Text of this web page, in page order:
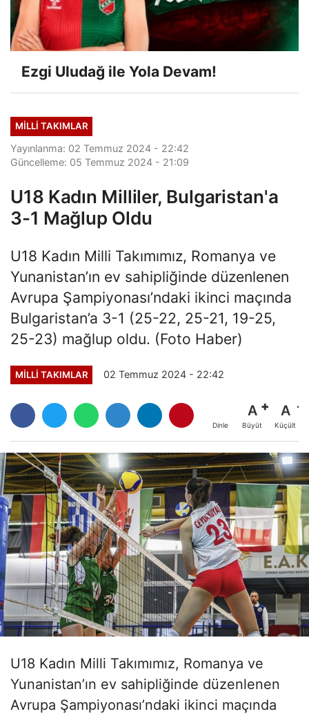
Ezgi Uludağ ile Yola Devam!
MILLI TAKIMLAR
Yayınlanma: 02 Temmuz 2024 - 22:42
Güncelleme: 05 Temmuz 2024 - 21:09
U18 Kadın Milliler, Bulgaristan'a
3-1 Mağlup Oldu
U18 Kadın Milli Takımımız, Romanya ve
Yunanistan’ın ev sahipliğinde düzenlenen
Avrupa Şampiyonası’ndaki ikinci maçında
Bulgaristan’a 3-1 (25-22, 25-21, 19-25,
25-23) mağlup oldu. (Foto Haber)
MILLI TAKIMLAR 02 Temmuz 2024 - 22:42
Dinle
A
Büyüt
A
Küçült
U18 Kadın Milli Takımımız, Romanya ve
Yunanistan’ın ev sahipliğinde düzenlenen
Avrupa Şampiyonası’ndaki ikinci maçında